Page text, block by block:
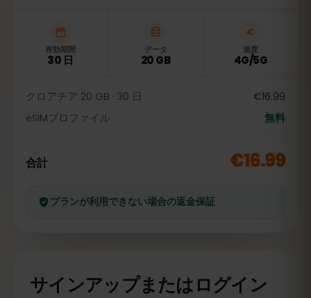
有効期間
30 日
データ
20 GB
速度
4G/5G
クロアチア 20 GB · 30 日
€16.99
eSIMプロファイル
無料
合計 €16.99
プランが利用できない場合の返金保証
サインアップまたはログイン